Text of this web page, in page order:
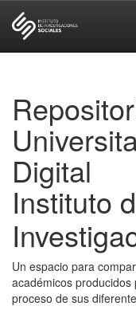
Digital
Instituto
Un espacio para
académicos
proceso de sus